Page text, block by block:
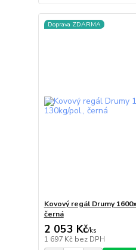
Doprava ZDARMA
Kovový regál Drumy
černá
2 053 Kč/ks
1 697 Kč bez DPH